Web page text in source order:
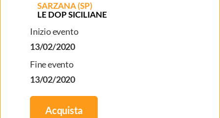
SARZANA (SP)
LE DOP SICILIANE
Inizio evento
13/02/2020
Fine evento
13/02/2020
Acquista